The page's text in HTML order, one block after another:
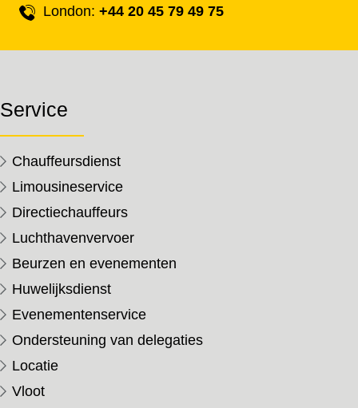
London:+44 20 45 79 49 75
Service
Chauffeursdienst
Limousineservice
Directiechauffeurs
Luchthavenvervoer
Beurzen en evenementen
Huwelijksdienst
Evenementenservice
Ondersteuning van delegaties
Locatie
Vloot